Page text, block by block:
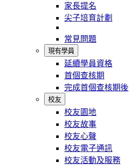
家長提名
尖子培育計劃
常見問題
現有學員
延續學員資格
首個查核期
完成首個查核期後
校友
校友園地
校友故事
校友心聲
校友電子通訊
校友活動及服務